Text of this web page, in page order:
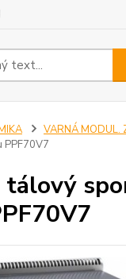
VARNÁ MODUL.
PPF70V7